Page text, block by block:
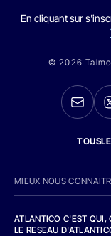
En cliquant sur
© 2026
MIEUX NOUS
ATLANTICO C'EST QUI,
LE RESEAU